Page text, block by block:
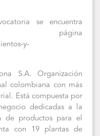
se encuentra
página
y-
S.A. Organización
colombiana con más
Está compuesta por
dedicadas a la
de productos para el
con 19 plantas de